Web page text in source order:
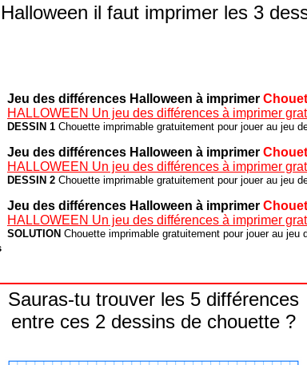
il faut imprimer les 3
Jeu des différences Halloween à imprimer
HALLOWEEN Un jeu des différences à imprimer
DESSIN 1 Chouette imprimable gratuitement pour jouer au jeu
Jeu des différences Halloween à imprimer
HALLOWEEN Un jeu des différences à imprimer
DESSIN 2 Chouette imprimable gratuitement pour jouer au jeu
Jeu des différences Halloween à imprimer
HALLOWEEN Un jeu des différences à imprimer
SOLUTION Chouette imprimable gratuitement pour jouer au jeu
Sauras-tu trouver les 5 différences
entre ces 2 dessins de chouette ?